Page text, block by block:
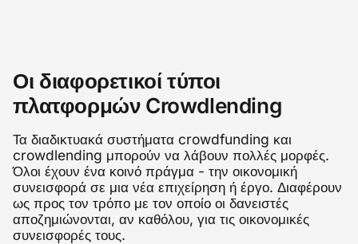
Οι διαφορετικοί τύποι
πλατφορμών Crowdlending
Τα διαδικτυακά συστήματα crowdfunding και
crowdlending μπορούν να λάβουν πολλές μορφές.
Όλοι έχουν ένα κοινό πράγμα - την οικονομική
συνεισφορά σε μια νέα επιχείρηση ή έργο. Διαφέρουν
ως προς τον τρόπο με τον οποίο οι δανειστές
αποζημιώνονται, αν καθόλου, για τις οικονομικές
συνεισφορές τους.